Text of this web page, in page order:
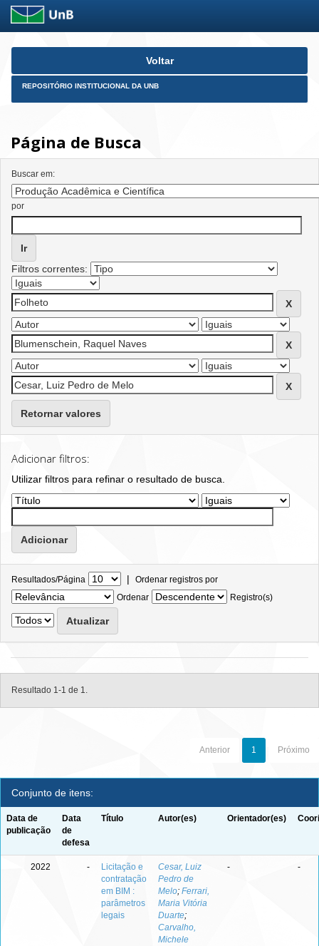
Skip
Voltar
REPOSITÓRIO INSTITUCIONAL DA UNB
Página de Busca
Buscar em:
por
Filtros correntes:
Retornar valores
Adicionar filtros:
Utilizar filtros para refinar o resultado de busca.
Resultados/Página | Ordenar registros por
Ordenar
Registro(s)
Resultado 1-1 de 1.
Anterior 1 Próximo
Conjunto de itens:
Data de
publicação
Data
de
defesa
Título Autor(es) Orientador(es)
2022 -
Licitação e
contratação
em BIM :
parâmetros
legais
Cesar, Luiz
Pedro de
Melo; Ferrari,
Maria Vitória
Duarte;
Carvalho,
Michele
- -